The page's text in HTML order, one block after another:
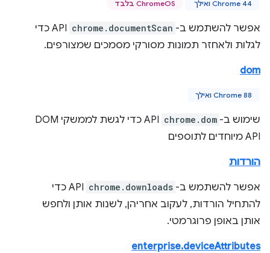
Chrome 44 ואילך ChromeOS בלבד
אפשר להשתמש ב- chrome.documentScan
API כדי
לגלות ולאחזר תמונות מסורקי מסמכים שמצורפים.
dom
Chrome 88 ואילך
שימוש ב- chrome.dom
API כדי לגשת לממשקי DOM
API מיוחדים לתוספים
הורדות
אפשר להשתמש ב- chrome.downloads
API כדי
להתחיל הורדות, לעקוב אחריהן, לשנות אותן ולחפש
אותן באופן פרוגרמטי.
enterprise.deviceAttributes